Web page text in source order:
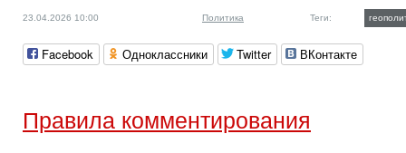
23.04.2026 10:00 Политика Теги:
Facebook Одноклассники Twitter ВКонтакте
Правила комментирования